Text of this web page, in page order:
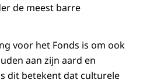
de meest barre
voor het Fonds is om ook
aan zijn aard en
dit betekent dat culturele